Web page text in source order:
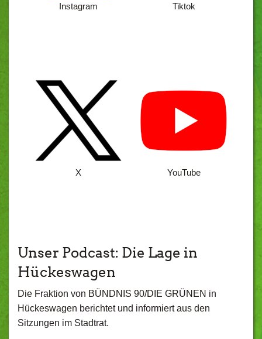
Instagram Tiktok
X YouTube
Unser Podcast: Die Lage in
Hückeswagen
Die Fraktion von BÜNDNIS 90/DIE GRÜNEN in
Hückeswagen berichtet und informiert aus den
Sitzungen im Stadtrat.